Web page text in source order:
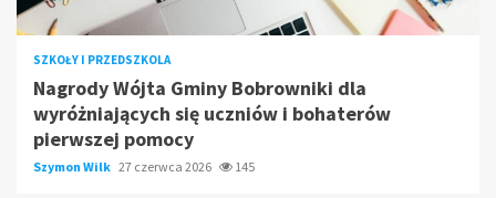
SZKOŁY I PRZEDSZKOLA
Nagrody Wójta Gminy Bobrowniki dla
wyróżniających się uczniów i bohaterów
pierwszej pomocy
Szymon Wilk 27 czerwca 2026 145